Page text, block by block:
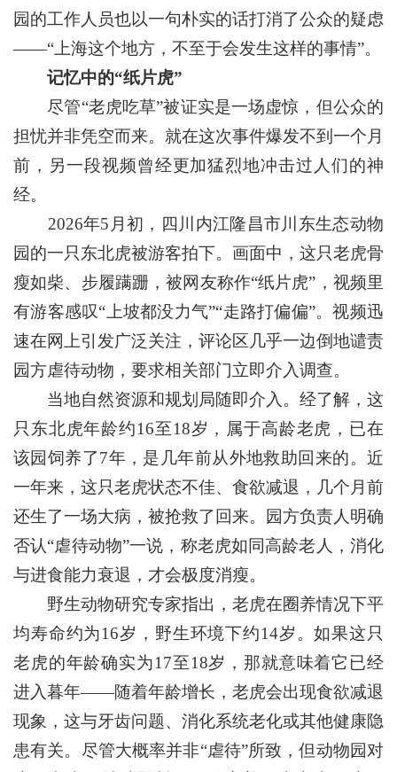
园的工作人员也以一句朴实的话打消了公众的疑虑
——“上海这个地方，不至于会发生这样的事情”。
记忆中的“纸片虎”
尽管“老虎吃草”被证实是一场虚惊，但公众的
担忧并非凭空而来。就在这次事件爆发不到一个月
前，另一段视频曾经更加猛烈地冲击过人们的神
经。
2026年5月初，四川内江隆昌市川东生态动物
园的一只东北虎被游客拍下。画面中，这只老虎骨
瘦如柴、步履蹒跚，被网友称作“纸片虎”，视频里
有游客感叹“上坡都没力气”“走路打偏偏”。视频迅
速在网上引发广泛关注，评论区几乎一边倒地谴责
园方虐待动物，要求相关部门立即介入调查。
当地自然资源和规划局随即介入。经了解，这
只东北虎年龄约16至18岁，属于高龄老虎，已在
该园饲养了7年，是几年前从外地救助回来的。近
一年来，这只老虎状态不佳、食欲减退，几个月前
还生了一场大病，被抢救了回来。园方负责人明确
否认“虐待动物”一说，称老虎如同高龄老人，消化
与进食能力衰退，才会极度消瘦。
野生动物研究专家指出，老虎在圈养情况下平
均寿命约为16岁，野生环境下约14岁。如果这只
老虎的年龄确实为17至18岁，那就意味着它已经
进入暮年——随着年龄增长，老虎会出现食欲减退
现象，这与牙齿问题、消化系统老化或其他健康隐
患有关。尽管大概率并非“虐待”所致，但动物园对